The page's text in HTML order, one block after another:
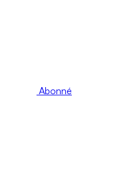
Abonné